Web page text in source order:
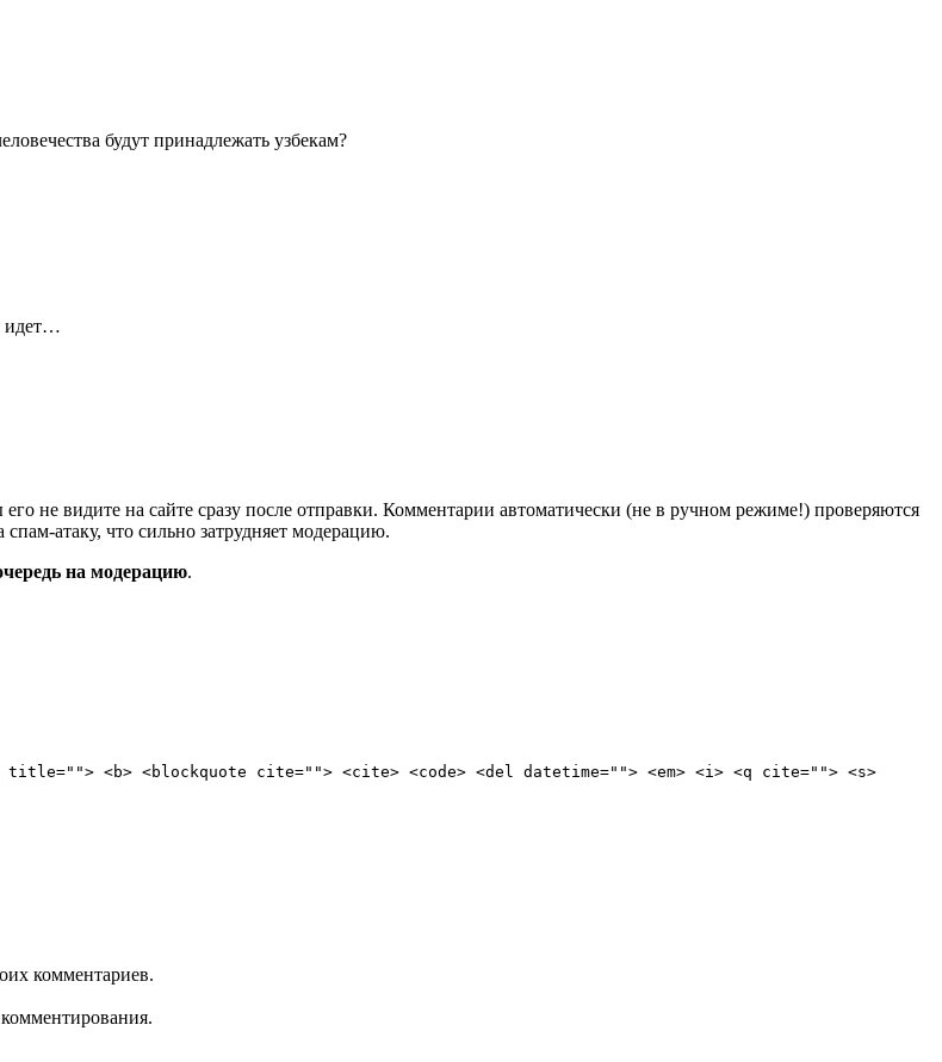
будут принадлежать узбекам?
идет…
его не видите на сайте сразу после отправки. Комментарии автоматически (не в ручном режиме!) проверяются
атаку, что сильно затрудняет модерацию.
на модерацию.
<b> <blockquote cite=""> <cite> <code> <del datetime=""> <em> <i> <q cite=""> <s>
комментариев.
комментирования.